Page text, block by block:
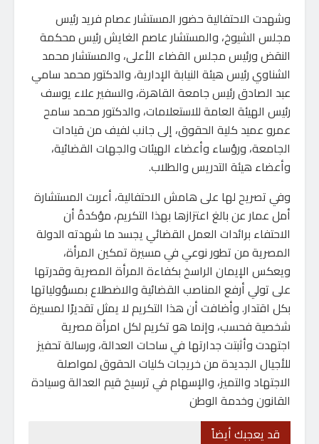
وشهدت الاحتفالية حضور المستشار عصام فريد رئيس
مجلس الشيوخ، والمستشار عاصم الغايش رئيس محكمة
النقض ورئيس مجلس القضاء الأعلى، والمستشار محمد
الشناوي رئيس هيئة النيابة الإدارية، والدكتور محمد سامي
عبد الصادق رئيس جامعة القاهرة، والسفير علاء يوسف
رئيس الهيئة العامة للاستعلامات، والدكتور محمد سامح
عمرو عميد كلية الحقوق، إلى جانب لفيف من قيادات
الجامعة، ورؤساء وأعضاء الهيئات والجهات القضائية،
وأعضاء هيئة التدريس والطلاب.
وفي تصريح لها على هامش الاحتفالية، أعربت المستشارة
أمل عمار عن بالغ اعتزازها بهذا التكريم، مؤكدةً أن
الاحتفاء برائدات العمل القضائي يجسد ما شهدته الدولة
المصرية من تطور نوعي في مسيرة تمكين المرأة،
ويعكس الإيمان الراسخ بكفاءة المرأة المصرية وقدرتها
على تولي أرفع المناصب القضائية والاضطلاع بمسؤولياتها
بكل اقتدار. وأضافت أن هذا التكريم لا يمثل تقديرًا لمسيرة
شخصية فحسب، وإنما هو تكريم لكل امرأة مصرية
اجتهدت وأثبتت جدارتها في ساحات العدالة، ورسالة تحفيز
للأجيال الجديدة من خريجات كليات الحقوق لمواصلة
الاجتهاد والتميز، والإسهام في ترسيخ قيم العدالة وسيادة
القانون وخدمة الوطن
قد يعجبك أيضاً